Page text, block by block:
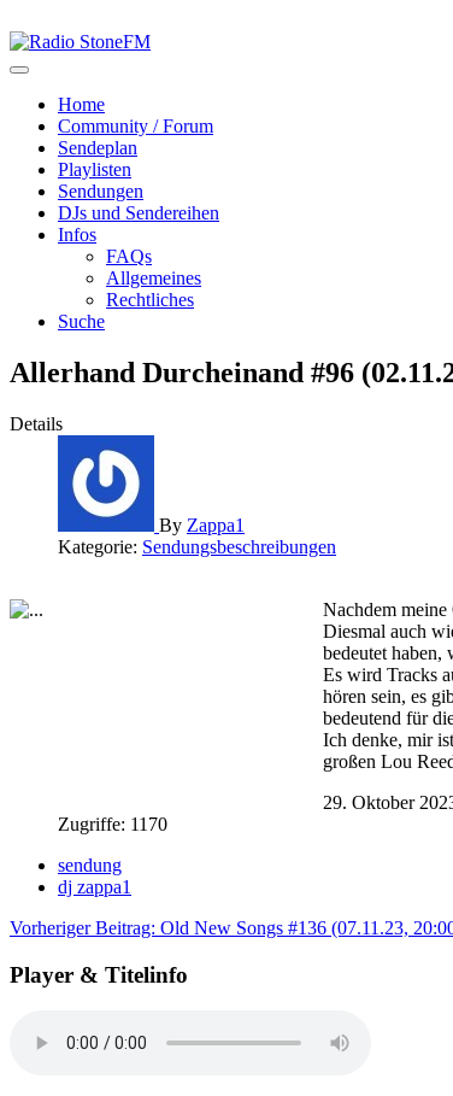
Home
Community / Forum
Sendeplan
Playlisten
Sendungen
DJs und Sendereihen
Infos
FAQs
Allgemeines
Rechtliches
Suche
Allerhand Durcheinand #96
Details
By Zappa1
Kategorie: Sendungsbeschreibungen
Nachdem
Diesmal auch
bedeutet haben,
Es wird Tracks
hören sein, es
bedeutend für
Ich denke, mir
großen Lou
29. Oktober
Zugriffe: 1170
sendung
dj zappa1
Vorheriger Beitrag: Old New Songs #136 (07.11.23,
Player & Titelinfo